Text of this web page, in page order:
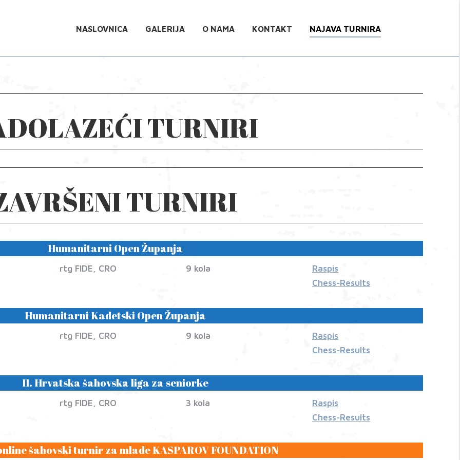
NASLOVNICA GALERIJA O NAMA KONTAKT NAJAVA TURNIRA
TURNIRI
TURNIRI
Humanitarni Open Županja
rtg FIDE, CRO 9 kola
Raspis
Chess-Results
Humanitarni Kadetski Open Županja
rtg FIDE, CRO 9 kola
Raspis
Chess-Results
II. Hrvatska šahovska liga za seniorke
rtg FIDE, CRO 3 kola
Raspis
Chess-Results
šahovski turnir za mlade KASPAROV FOUNDATION